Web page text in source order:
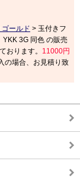
ールド > 玉付きフ
3G 同色 の販売
おります。 11000円
の場合、お見積り致